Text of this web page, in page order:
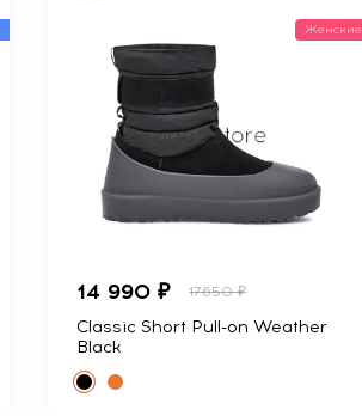
Женские
14 990 ₽ 17650 ₽
Classic Short Pull-on Weather
Black